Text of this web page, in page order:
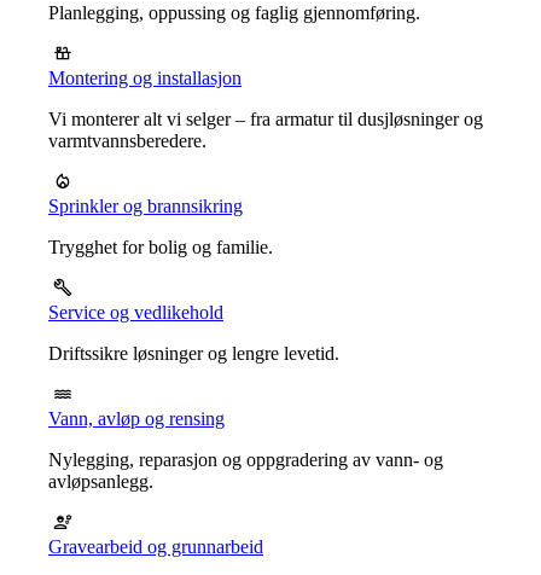
Planlegging, oppussing og faglig gjennomføring.
Montering og installasjon
Vi monterer alt vi selger – fra armatur til dusjløsninger og
varmtvannsberedere.
Sprinkler og brannsikring
Trygghet for bolig og familie.
Service og vedlikehold
Driftssikre løsninger og lengre levetid.
Vann, avløp og rensing
Nylegging, reparasjon og oppgradering av vann- og
avløpsanlegg.
Gravearbeid og grunnarbeid